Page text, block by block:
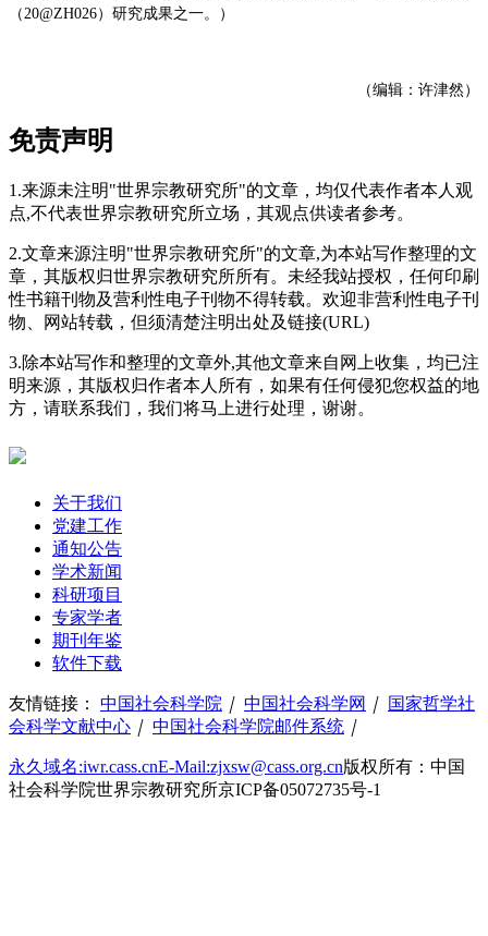
（ 20@ZH026）研究成果之一。）
（编辑：许津然）
免责声明
1.来源未注明"世界宗教研究所"的文章，均仅代表作者本人观
点,不代表世界宗教研究所立场，其观点供读者参考。
2.文章来源注明"世界宗教研究所"的文章,为本站写作整理的文
章，其版权归世界宗教研究所所有。未经我站授权，任何印刷
性书籍刊物及营利性电子刊物不得转载。欢迎非营利性电子刊
物、网站转载，但须清楚注明出处及链接(URL)
3.除本站写作和整理的文章外,其他文章来自网上收集，均已注
明来源，其版权归作者本人所有，如果有任何侵犯您权益的地
方，请联系我们，我们将马上进行处理，谢谢。
关于我们
党建工作
通知公告
学术新闻
科研项目
专家学者
期刊年鉴
软件下载
友情链接： 中国社会科学院 ｜ 中国社会科学网 ｜ 国家哲学社
会科学文献中心 ｜ 中国社会科学院邮件系统 ｜
永久域名:iwr.cass.cnE-Mail:zjxsw@cass.org.cn版权所有：中国
社会科学院世界宗教研究所京ICP备05072735号-1